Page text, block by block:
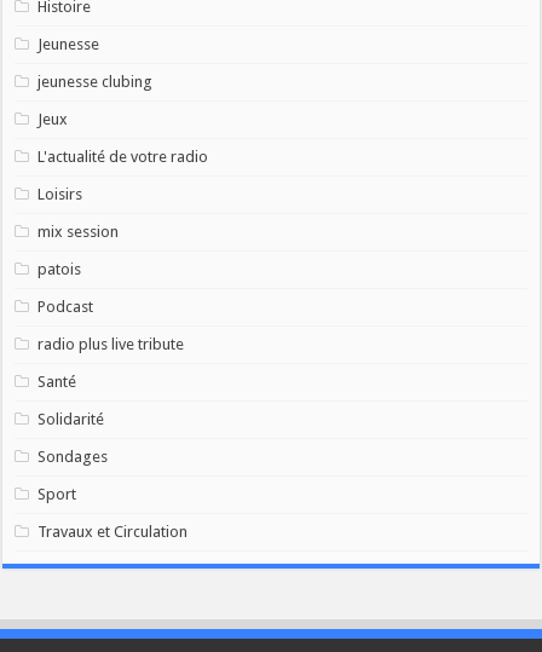
Histoire
Jeunesse
jeunesse clubing
Jeux
L'actualité de votre radio
Loisirs
mix session
patois
Podcast
radio plus live tribute
Santé
Solidarité
Sondages
Sport
Travaux et Circulation